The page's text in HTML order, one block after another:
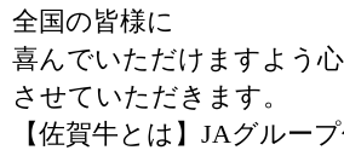
全国の皆様に
喜んでいただけますよう
させていただきます。
【佐賀牛とは】JAグルー